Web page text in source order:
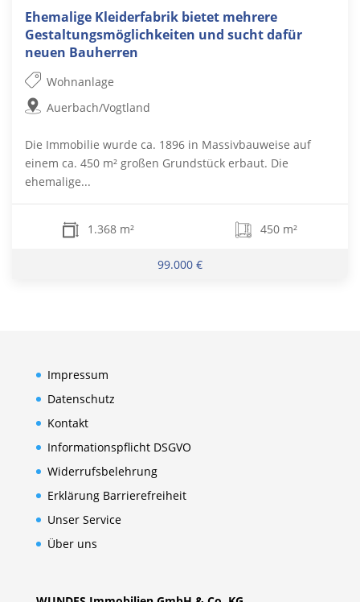
Ehemalige Kleiderfabrik bietet mehrere
Gestaltungsmöglichkeiten und sucht dafür
neuen Bauherren
Wohnanlage
Auerbach/Vogtland
Die Immobilie wurde ca. 1896 in Massivbauweise auf
einem ca. 450 m² großen Grundstück erbaut. Die
ehemalige...
1.368 m² 450 m²
99.000 €
Impressum
Datenschutz
Kontakt
Informationspflicht DSGVO
Widerrufsbelehrung
Erklärung Barrierefreiheit
Unser Service
Über uns